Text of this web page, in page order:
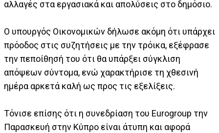
αλλαγές στα εργασιακά και απολύσεις στο δημόσιο.
Ο υπουργός Οικονομικών δήλωσε ακόμη ότι υπάρχει
πρόοδος στις συζητήσεις με την τρόικα, εξέφρασε
την πεποίθησή του ότι θα υπάρξει σύγκλιση
απόψεων σύντομα, ενώ χαρακτήρισε τη χθεσινή
ημέρα αρκετά καλή ως προς τις εξελίξεις.
Τόνισε επίσης ότι η συνεδρίαση του Eurogroup την
Παρασκευή στην Κύπρο είναι άτυπη και αφορά